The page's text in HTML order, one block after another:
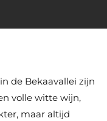
de Bekaavallei zijn
volle witte wijn,
maar altijd